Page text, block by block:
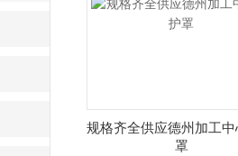
规格齐全供应德州加工
罩